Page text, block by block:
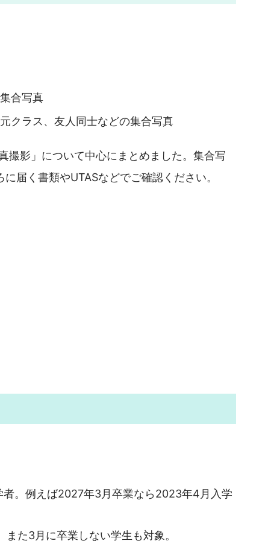
合写真
クラス、友人同士などの集合写真
撮影」について中心にまとめました。集合写
届く書類やUTASなどでご確認ください。
。例えば2027年3月卒業なら2023年4月入学
た3月に卒業しない学生も対象。